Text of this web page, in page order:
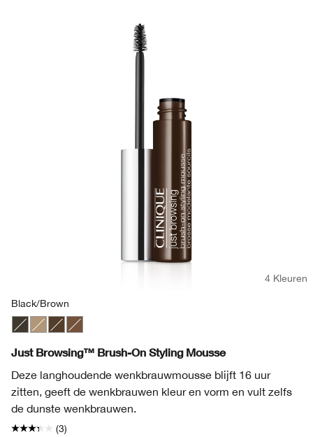
4 Kleuren
Black/Brown
Just Browsing™ Brush-On Styling Mousse
Deze langhoudende wenkbrauwmousse blijft 16 uur
zitten, geeft de wenkbrauwen kleur en vorm en vult zelfs
de dunste wenkbrauwen.
(3)